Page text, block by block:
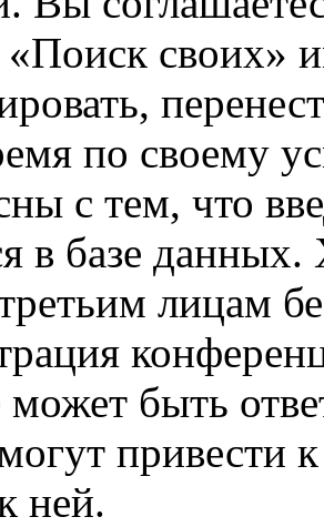
своих»
по своему
с тем, что
в базе
лицам
быть
привести
ней.